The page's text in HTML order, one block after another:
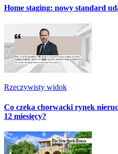
Home staging: nowy standard
Rzeczywisty widok
Co czeka chorwacki rynek
12 miesięcy?